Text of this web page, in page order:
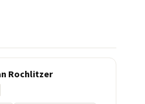
Rochlitzer